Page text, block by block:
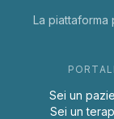
La piattaforma
Sei un
Sei un